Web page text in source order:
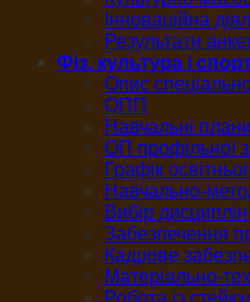
Інноваційна
Результати
Фіз. культура і
Опис
ОПП
Навчальні плани
ОП профільної
Графік
Навчально-
Вибір дисциплін
Забезпечення
Кадрове
Матеріально-
Робота із